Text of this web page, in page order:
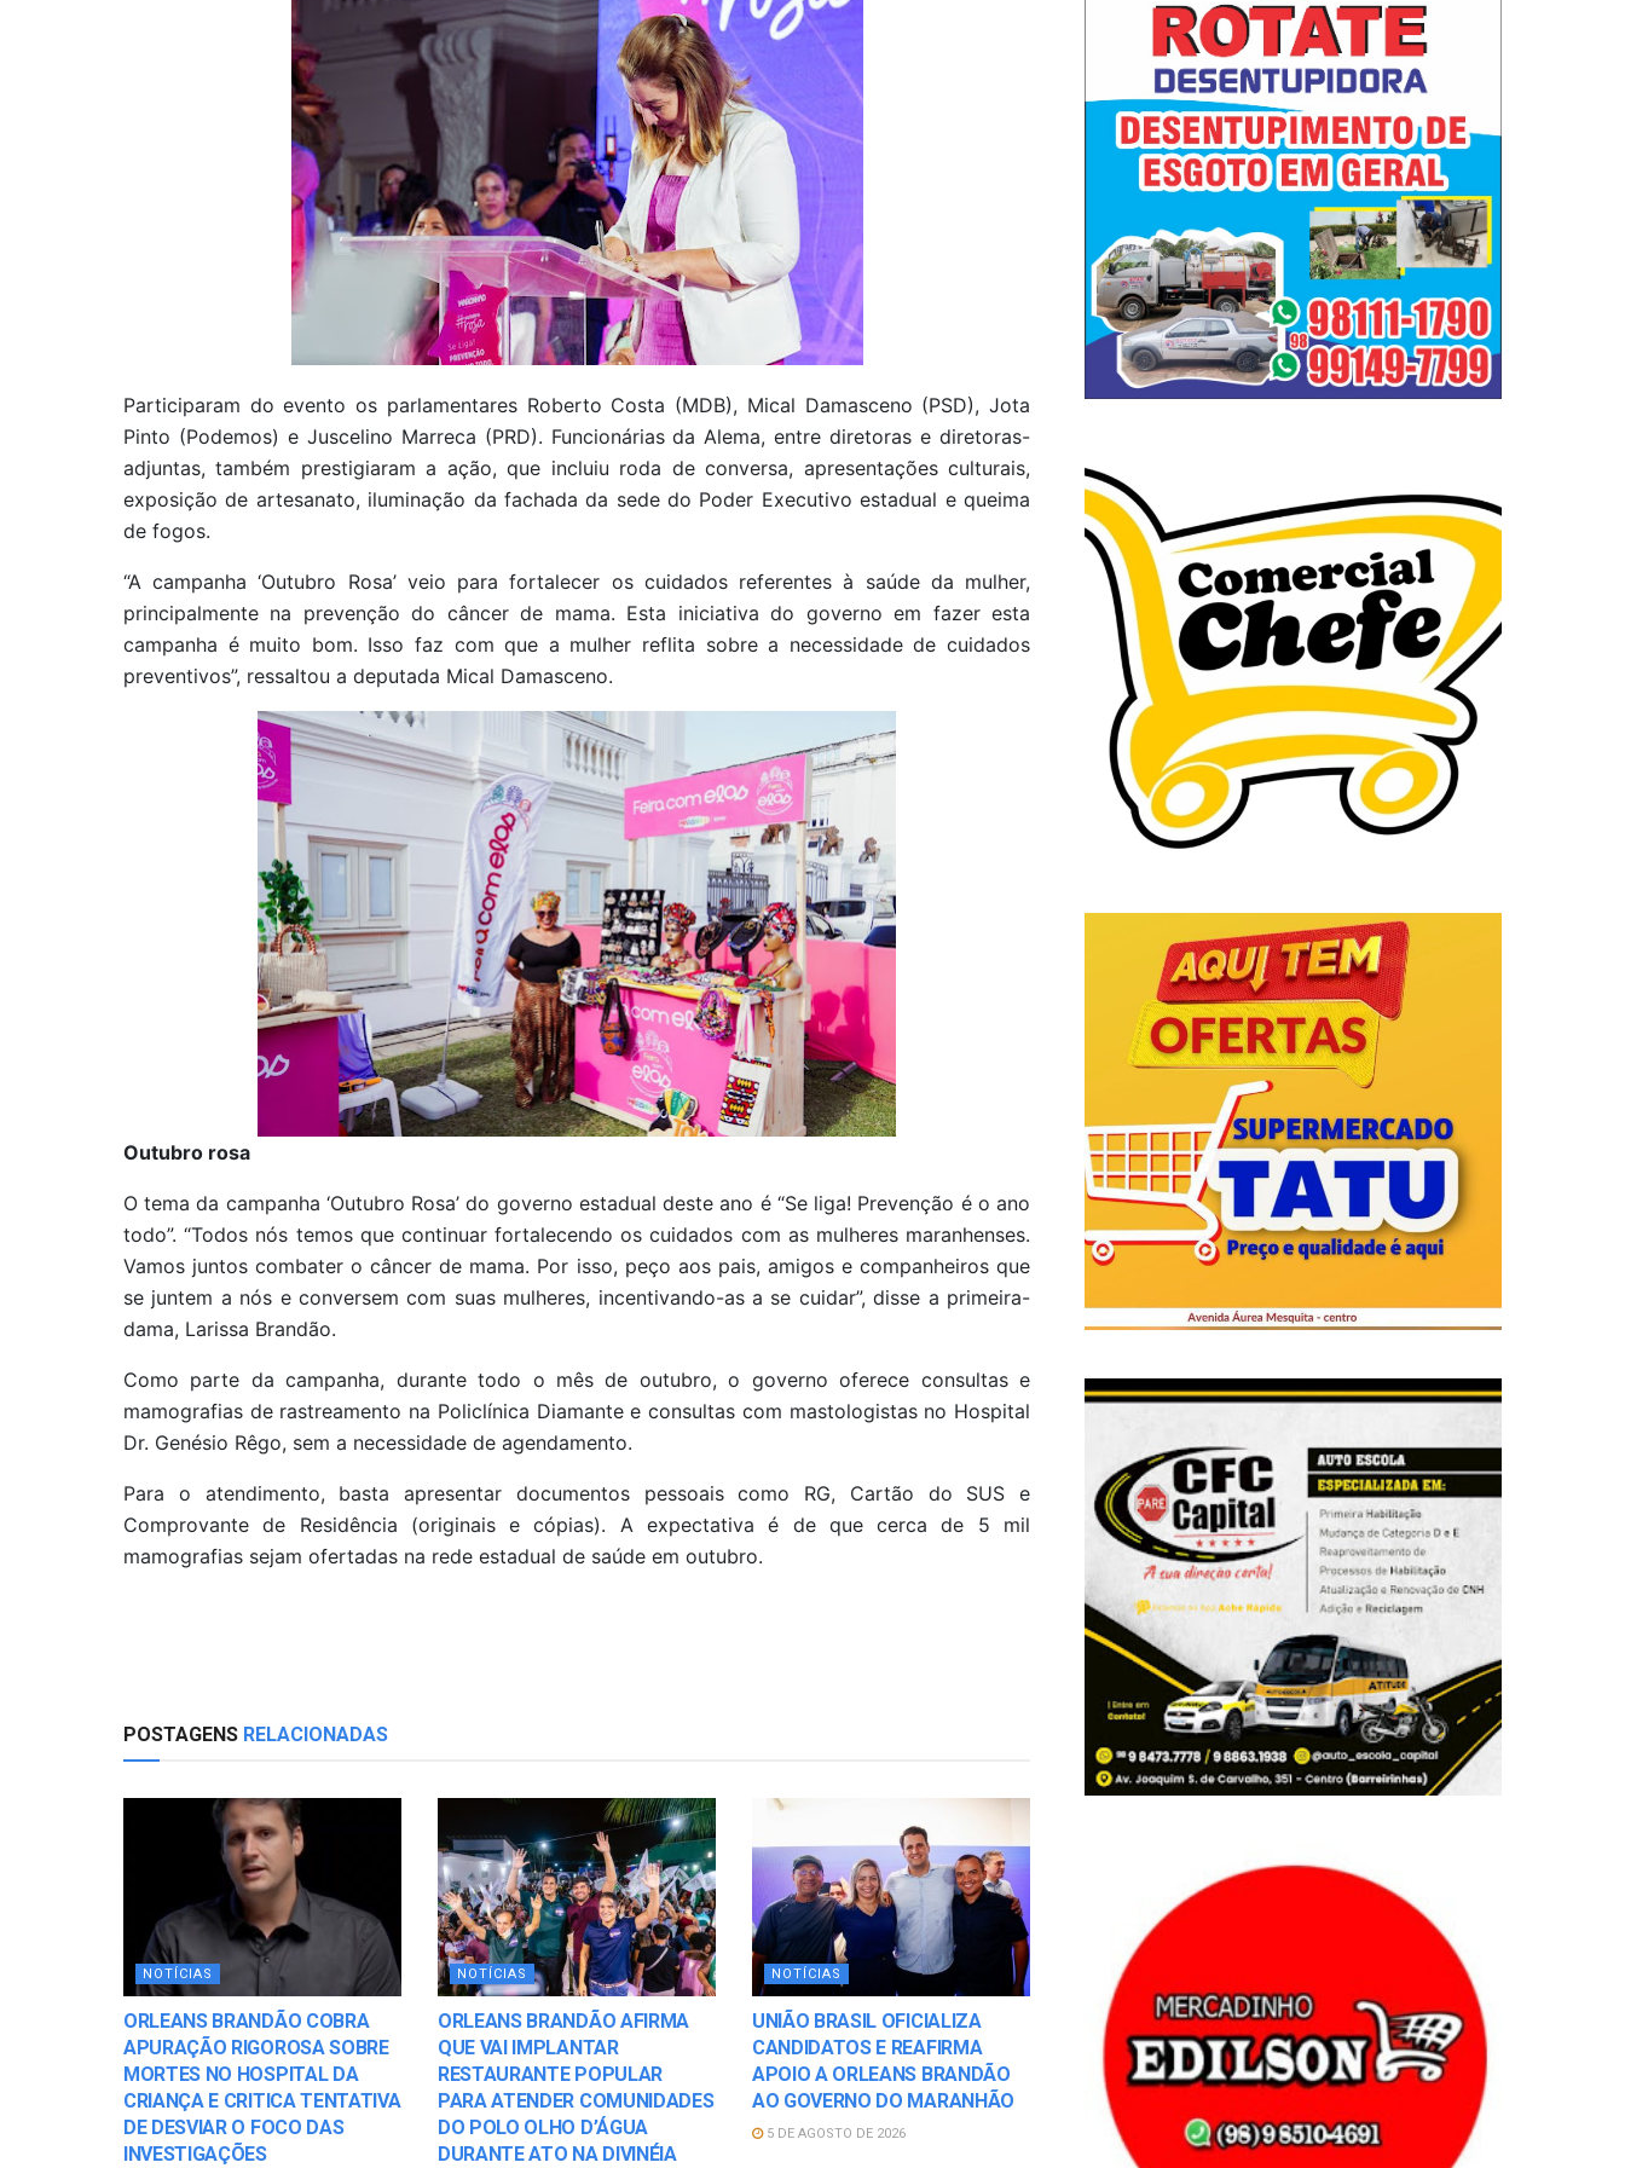
Participaram do evento os parlamentares Roberto Costa (MDB), Mical Damasceno (PSD), Jota
Pinto (Podemos) e Juscelino Marreca (PRD). Funcionárias da Alema, entre diretoras e diretoras-
adjuntas, também prestigiaram a ação, que incluiu roda de conversa, apresentações culturais,
exposição de artesanato, iluminação da fachada da sede do Poder Executivo estadual e queima
de fogos.
“A campanha ‘Outubro Rosa’ veio para fortalecer os cuidados referentes à saúde da mulher,
principalmente na prevenção do câncer de mama. Esta iniciativa do governo em fazer esta
campanha é muito bom. Isso faz com que a mulher reflita sobre a necessidade de cuidados
preventivos”, ressaltou a deputada Mical Damasceno.
Outubro rosa
O tema da campanha ‘Outubro Rosa’ do governo estadual deste ano é “Se liga! Prevenção é o ano
todo”. “Todos nós temos que continuar fortalecendo os cuidados com as mulheres maranhenses.
Vamos juntos combater o câncer de mama. Por isso, peço aos pais, amigos e companheiros que
se juntem a nós e conversem com suas mulheres, incentivando-as a se cuidar”, disse a primeira-
dama, Larissa Brandão.
Como parte da campanha, durante todo o mês de outubro, o governo oferece consultas e
mamografias de rastreamento na Policlínica Diamante e consultas com mastologistas no Hospital
Dr. Genésio Rêgo, sem a necessidade de agendamento.
Para o atendimento, basta apresentar documentos pessoais como RG, Cartão do SUS e
Comprovante de Residência (originais e cópias). A expectativa é de que cerca de 5 mil
mamografias sejam ofertadas na rede estadual de saúde em outubro.
POSTAGENS RELACIONADAS
NOTÍCIAS
ORLEANS BRANDÃO COBRA
APURAÇÃO RIGOROSA SOBRE
MORTES NO HOSPITAL DA
CRIANÇA E CRITICA TENTATIVA
DE DESVIAR O FOCO DAS
INVESTIGAÇÕES
NOTÍCIAS
ORLEANS BRANDÃO AFIRMA
QUE VAI IMPLANTAR
RESTAURANTE POPULAR
PARA ATENDER COMUNIDADES
DO POLO OLHO D’ÁGUA
DURANTE ATO NA DIVINÉIA
NOTÍCIAS
UNIÃO BRASIL OFICIALIZA
CANDIDATOS E REAFIRMA
APOIO A ORLEANS BRANDÃO
AO GOVERNO DO MARANHÃO
5 DE AGOSTO DE 2026